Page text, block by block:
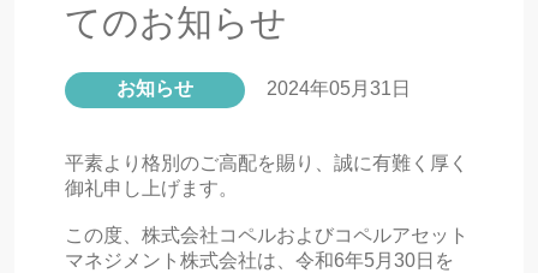
てのお知らせ
お知らせ 2024年05月31日
平素より格別のご高配を賜り、誠に有難く厚く
御礼申し上げます。
この度、株式会社コペルおよびコペルアセット
マネジメント株式会社は、令和6年5月30日を